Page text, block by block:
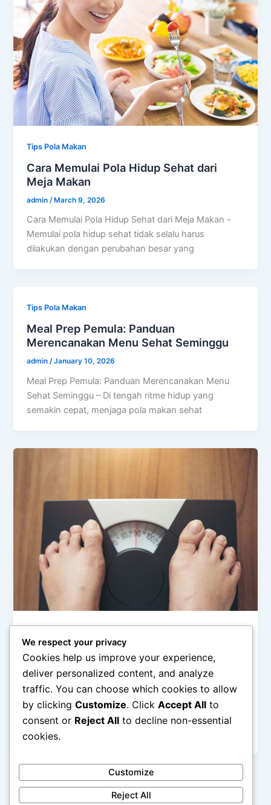
Tips Pola Makan
Cara Memulai Pola Hidup Sehat dari
Meja Makan
admin /March 9, 2026
Cara Memulai Pola Hidup Sehat dari Meja Makan -
Memulai pola hidup sehat tidak selalu harus
dilakukan dengan perubahan besar yang
Tips Pola Makan
Meal Prep Pemula: Panduan
Merencanakan Menu Sehat Seminggu
admin/January 10, 2026
Meal Prep Pemula: Panduan Merencanakan Menu
Sehat Seminggu – Di tengah ritme hidup yang
semakin cepat, menjaga pola makan sehat
Mengatasi Kegagalan Diet: Ubah
Mindset, Bukan Berat Badan
admin December 25, 2025
Mengatasi Kegagalan Diet: Ubah Mindset, Bukan
Berat Badan – Banyak orang memulai diet dengan
harapan besar, target angka di timbangan,
We respect your privacy
Cookies help us improve your experience,
deliver personalized content, and analyze
traffic. You can choose which cookies to allow
by clicking Customize. Click Accept All to
consent or Reject All to decline non-essential
cookies.
Customize
Reject All